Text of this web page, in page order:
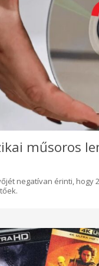
műsoros
negatívan érinti, hogy